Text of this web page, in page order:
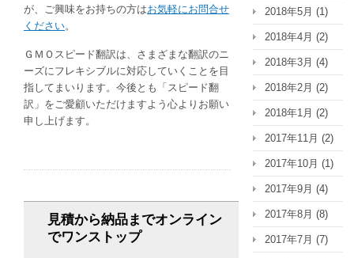
訳
ワ
ン
ト
ッ
プ」
4
が、ご興味をお持ちの方はお気軽にお問合せ
ください。
ＧＭＯスピード翻訳は、さまざまな翻訳のニ
ーズにフレキシブルに対応していくことを目
指してまいります。今後とも「スピード翻
訳」をご愛顧いただけますよう心よりお願い
申し上げます。
見積から納品までオンライン
でワンストップ
2018年5月 (1)
2018年4月 (2)
2018年3月 (4)
2018年2月 (2)
2018年1月 (2)
2017年11月 (2)
2017年10月 (1)
2017年9月 (4)
2017年8月 (8)
2017年7月 (7)